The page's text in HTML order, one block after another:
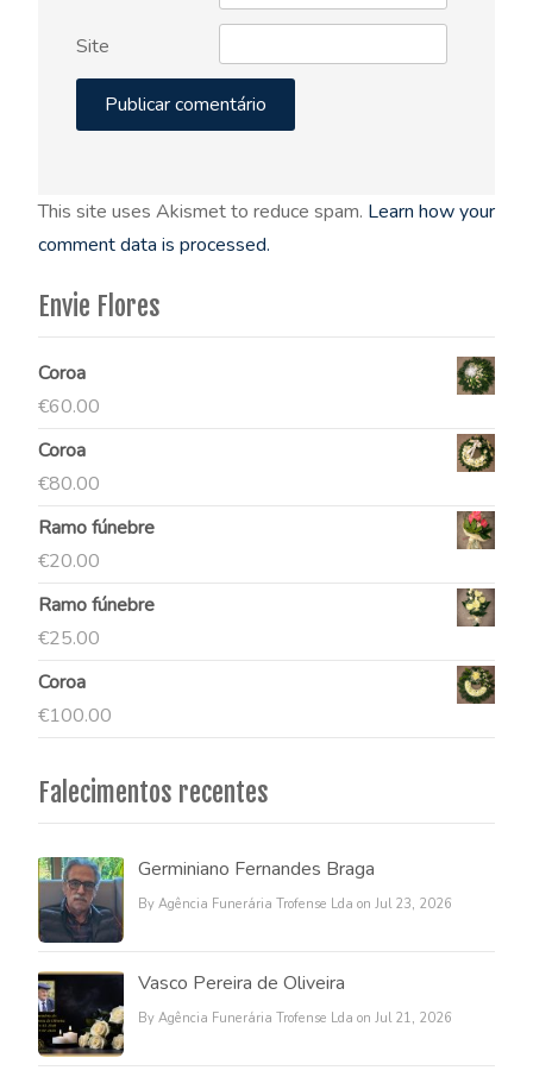
Site
This site uses Akismet to reduce spam. Learn how your
comment data is processed.
Envie Flores
Coroa
€60.00
Coroa
€80.00
Ramo fúnebre
€20.00
Ramo fúnebre
€25.00
Coroa
€100.00
Falecimentos recentes
Germiniano Fernandes Braga
By Agência Funerária Trofense Lda on Jul 23, 2026
Vasco Pereira de Oliveira
By Agência Funerária Trofense Lda on Jul 21, 2026